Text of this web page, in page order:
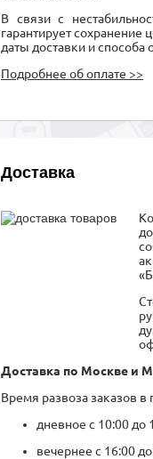
В связи с
гарантирует
даты доставки и способа
Подробнее об оплате >>
Доставка
Доставка по Москве и
Время развоза заказов
дневное с 10:00 до
вечернее с 16:00